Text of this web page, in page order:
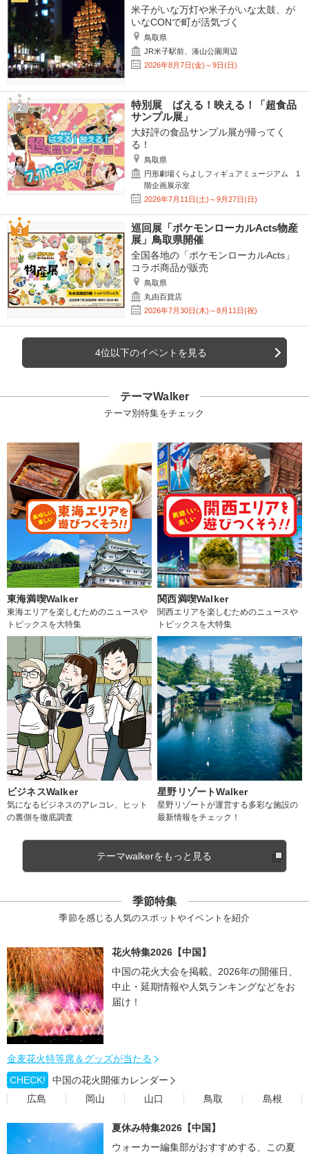
米子がいな万灯や米子がいな太鼓、が
いなCONで町が活気づく
鳥取県
JR米子駅前、湊山公園周辺
2026年8月7日(金)～9日(日)
特別展 ばえる！映える！「超食品
サンプル展」
大好評の食品サンプル展が帰ってく
る！
鳥取県
円形劇場くらよしフィギュアミュージアム 1
階企画展示室
2026年7月11日(土)～9月27日(日)
巡回展「ポケモンローカルActs物産
展」鳥取県開催
全国各地の「ポケモンローカルActs」
コラボ商品が販売
鳥取県
丸由百貨店
2026年7月30日(木)～8月11日(祝)
4位以下のイベントを見る
テーマWalker
テーマ別特集をチェック
東海満喫Walker
東海エリアを楽しむためのニュースや
トピックスを大特集
関西満喫Walker
関西エリアを楽しむためのニュースや
トピックスを大特集
ビジネスWalker
気になるビジネスのアレコレ、ヒット
の裏側を徹底調査
星野リゾートWalker
星野リゾートが運営する多彩な施設の
最新情報をチェック！
テーマwalkerをもっと見る
季節特集
季節を感じる人気のスポットやイベントを紹介
花火特集2026【中国】
中国の花火大会を掲載。2026年の開催日、
中止・延期情報や人気ランキングなどをお
届け！
金麦花火特等席＆グッズが当たる
CHECK!
中国の花火開催カレンダー
広島
岡山 山口 鳥取 島根
夏休み特集2026【中国】
ウォーカー編集部がおすすめする、この夏